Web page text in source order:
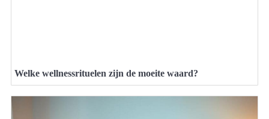
Welke wellnessrituelen zijn de moeite waard?